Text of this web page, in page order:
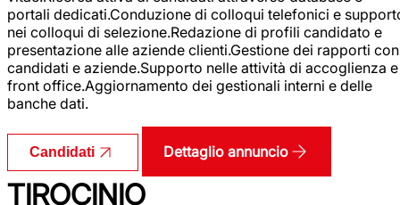
portali dedicati.Conduzione di colloqui telefonici e
nei colloqui di selezione.Redazione di profili candidato e
presentazione alle aziende clienti.Gestione dei rapporti con
candidati e aziende.Supporto nelle attività di accoglienza e
front office.Aggiornamento dei gestionali interni e delle
banche dati.
Candidati Dettaglio annuncio
TIROCINIO